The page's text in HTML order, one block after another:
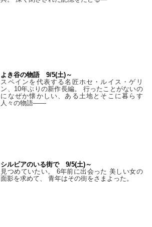
よき谷の物語 9/5(土)～
スペインを代表する名匠ホセ・ルイス・ゲリ
ン、10年ぶりの新作長編。 行ったことがないの
になぜか懐かしい、ある土地とそこに暮らす
人々の物語――
シルビアのいる街で 9/5(土)～
見つめていたい。 6年前に出会った 美しい女の
面影を求めて、 青年はその街をさまよった。